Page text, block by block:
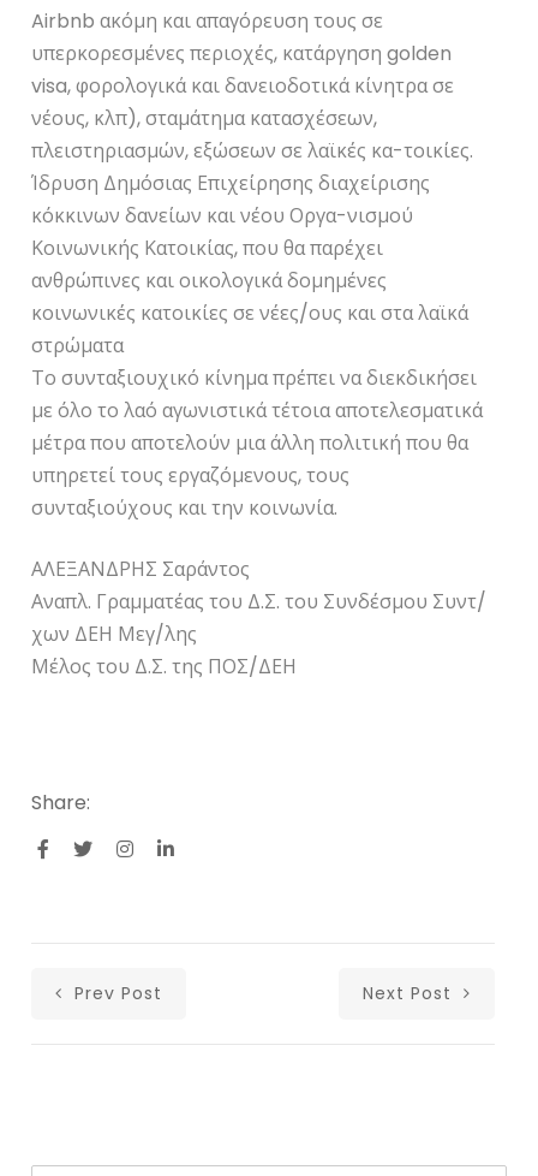
Airbnb ακόμη και απαγόρευση τους σε
υπερκορεσμένες περιοχές, κατάργηση golden
visa, φορολογικά και δανειοδοτικά κίνητρα σε
νέους, κλπ), σταμάτημα κατασχέσεων,
πλειστηριασμών, εξώσεων σε λαϊκές κα-τοικίες.
Ίδρυση Δημόσιας Επιχείρησης διαχείρισης
κόκκινων δανείων και νέου Οργα-νισμού
Κοινωνικής Κατοικίας, που θα παρέχει
ανθρώπινες και οικολογικά δομημένες
κοινωνικές κατοικίες σε νέες/ους και στα λαϊκά
στρώματα
Το συνταξιουχικό κίνημα πρέπει να διεκδικήσει
με όλο το λαό αγωνιστικά τέτοια αποτελεσματικά
μέτρα που αποτελούν μια άλλη πολιτική που θα
υπηρετεί τους εργαζόμενους, τους
συνταξιούχους και την κοινωνία.
ΑΛΕΞΑΝΔΡΗΣ Σαράντος
Αναπλ. Γραμματέας του Δ.Σ. του Συνδέσμου Συντ/
χων ΔΕΗ Μεγ/λης
Μέλος του Δ.Σ. της ΠΟΣ/ΔΕΗ
Share:
Prev Post Next Post